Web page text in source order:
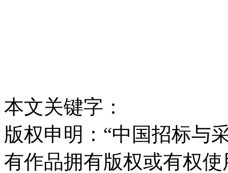
本文关键字：
版权申明：“中国招标与
有作品拥有版权或有权